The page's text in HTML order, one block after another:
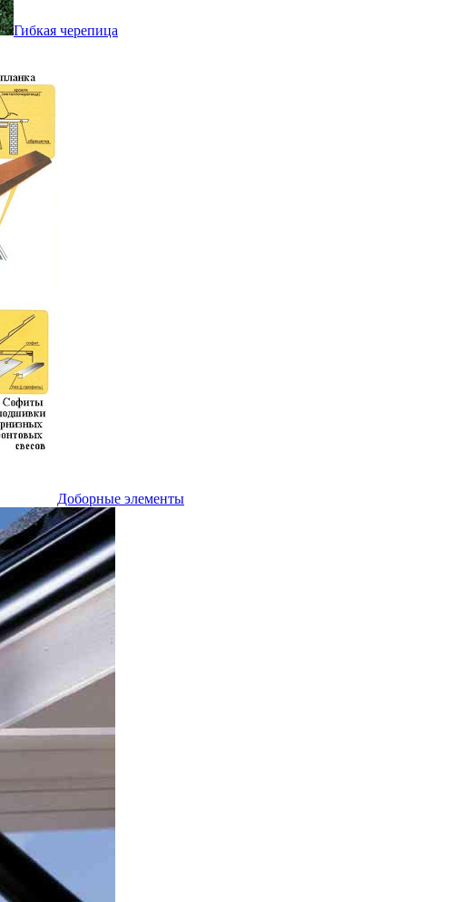
Гибкая черепица
Доборные элементы